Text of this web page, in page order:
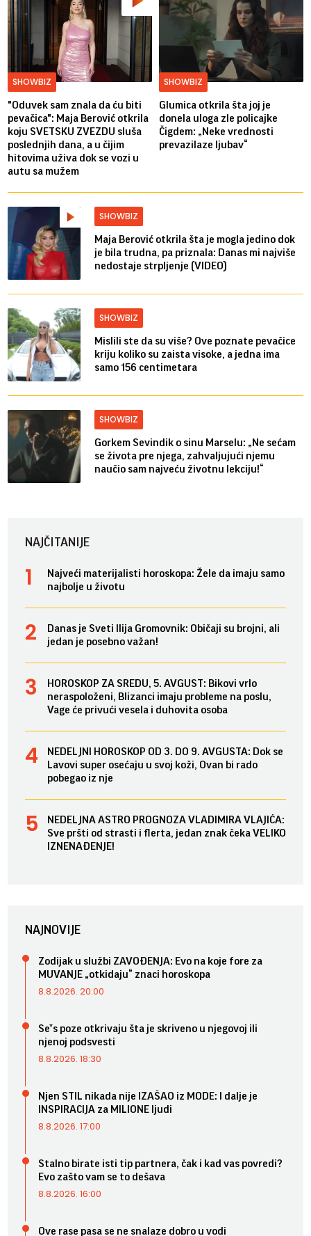
SHOWBIZ
"Oduvek sam znala da ću biti
pevačica": Maja Berović otkrila
koju SVETSKU ZVEZDU sluša
poslednjih dana, a u čijim
hitovima uživa dok se vozi u
autu sa mužem
SHOWBIZ
Glumica otkrila šta joj je
donela uloga zle policajke
Čigdem: „Neke vrednosti
prevazilaze ljubav“
SHOWBIZ
Maja Berović otkrila šta je mogla jedino dok
je bila trudna, pa priznala: Danas mi najviše
nedostaje strpljenje (VIDEO)
SHOWBIZ
Mislili ste da su više? Ove poznate pevačice
kriju koliko su zaista visoke, a jedna ima
samo 156 centimetara
SHOWBIZ
Gorkem Sevindik o sinu Marselu: „Ne sećam
se života pre njega, zahvaljujući njemu
naučio sam najveću životnu lekciju!“
NAJČITANIJE
Najveći materijalisti horoskopa: Žele da imaju samo
najbolje u životu
Danas je Sveti Ilija Gromovnik: Običaji su brojni, ali
jedan je posebno važan!
HOROSKOP ZA SREDU, 5. AVGUST: Bikovi vrlo
neraspoloženi, Blizanci imaju probleme na poslu,
Vage će privući vesela i duhovita osoba
NEDELJNI HOROSKOP OD 3. DO 9. AVGUSTA: Dok se
Lavovi super osećaju u svoj koži, Ovan bi rado
pobegao iz nje
NEDELJNA ASTRO PROGNOZA VLADIMIRA VLAJIĆA:
Sve pršti od strasti i flerta, jedan znak čeka VELIKO
IZNENAĐENJE!
NAJNOVIJE
Zodijak u službi ZAVOĐENJA: Evo na koje fore za
MUVANJE „otkidaju“ znaci horoskopa
8.8.2026. 20:00
Se*s poze otkrivaju šta je skriveno u njegovoj ili
njenoj podsvesti
8.8.2026. 18:30
Njen STIL nikada nije IZAŠAO iz MODE: I dalje je
INSPIRACIJA za MILIONE ljudi
8.8.2026. 17:00
Stalno birate isti tip partnera, čak i kad vas povredi?
Evo zašto vam se to dešava
8.8.2026. 16:00
Ove rase pasa se ne snalaze dobro u vodi